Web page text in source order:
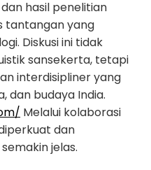
hasil penelitian
tantangan yang
Diskusi ini tidak
sansekerta, tetapi
interdisipliner yang
dan budaya India.
Melalui kolaborasi
dan
jelas.